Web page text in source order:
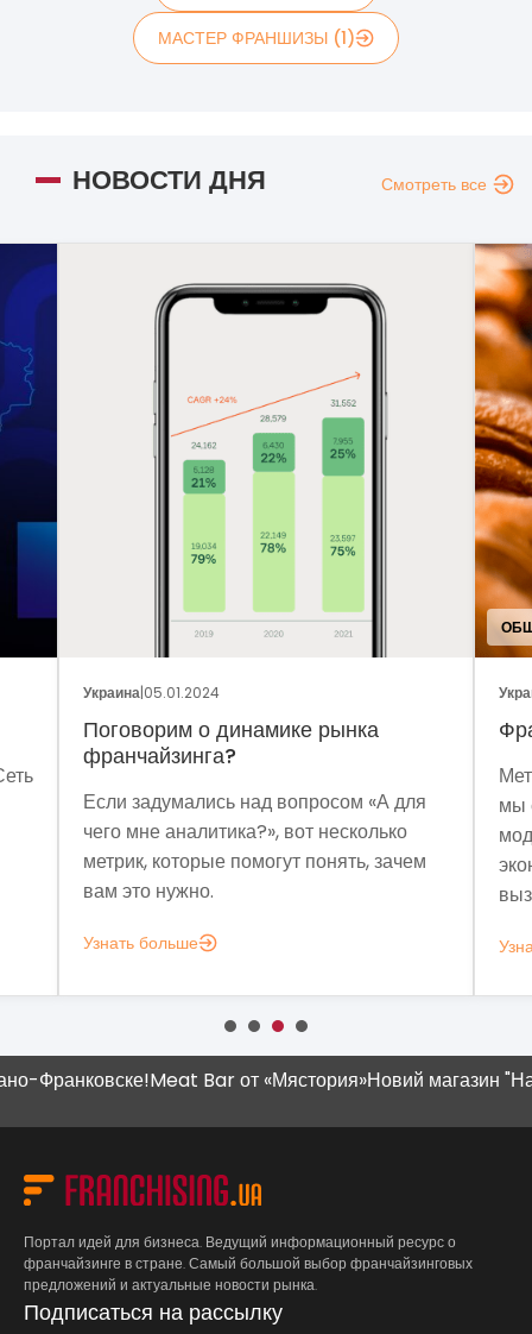
МАСТЕР ФРАНШИЗЫ (1)
НОВОСТИ ДНЯ Смотреть все
Украина|05.01.2024
Поговорим о динамике рынка
франчайзинга?
Если задумались над вопросом «А для
чего мне аналитика?», вот несколько
метрик, которые помогут понять, зачем
вам это нужно.
Узнать больше
мы
Meat Bar от «Мястория»Новий магазин "Наш
Портал идей для бизнеса. Ведущий информационный ресурс о
франчайзинге в стране. Самый большой выбор франчайзинговых
предложений и актуальные новости рынка.
Подписаться на рассылку